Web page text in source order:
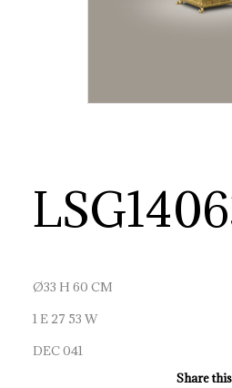
Ø33 H 60 CM
1 E 27 53 W
DEC 041
Share this